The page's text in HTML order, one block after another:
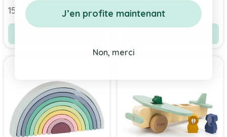
Prix Spécial
15,00 chf Prix normal
23,90 chf 24,90 chf
J’en profite maintenant
Non, merci